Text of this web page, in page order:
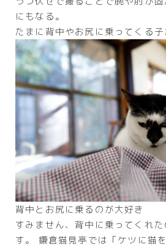
にもなる。
たまに背中やお尻に乗ってくる子
背中とお尻に乗るのが大好き
すみません、背中に乗ってくれ
す。 鎌倉猫見亭では「ケツに猫